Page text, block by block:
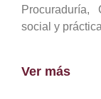
social y
Ver más